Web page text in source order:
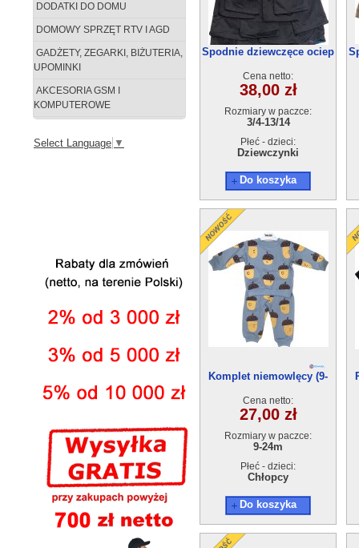
DODATKI DO DOMU
DOMOWY SPRZĘT RTV I AGD
GADŻETY, ZEGARKI, BIŻUTERIA,
UPOMINKI
AKCESORIA GSM I
KOMPUTEROWE
Select Language ▼
Spodnie dziewczęce ociep
Cena netto:
38,00 zł
Rozmiary w paczce:
3/4-13/14
Płeć - dzieci:
Dziewczynki
Do koszyka
Komplet niemowlęcy (9-
Cena netto:
27,00 zł
Rozmiary w paczce:
9-24m
Płeć - dzieci:
Chłopcy
Do koszyka